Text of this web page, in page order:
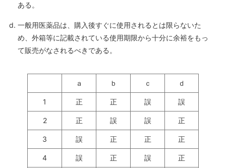
ある。
一般用医薬品は、購入後すぐに使用されるとは限らないた
め、外箱等に記載されている使用期限から十分に余裕をもっ
て販売がなされるべきである。
ａ ｂ ｃ ｄ
1 正 正 誤 誤
2 正 誤 誤 正
3 誤 正 正 正
4 誤 正 誤 正